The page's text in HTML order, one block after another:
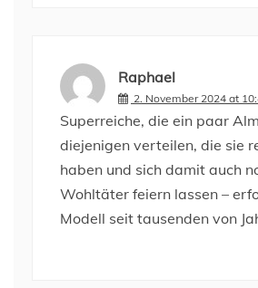
Raphael
2. November 2024 at
Superreiche, die ein paar
diejenigen verteilen, die sie
haben und sich damit auch
Wohltäter feiern lassen –
Modell seit tausenden von